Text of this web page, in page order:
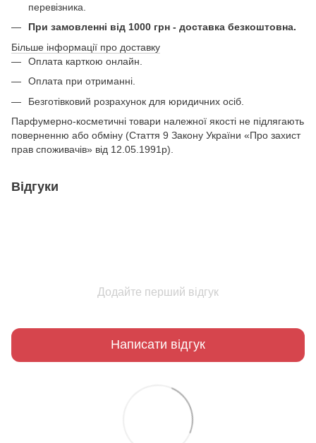
перевізника.
При замовленні від 1000 грн - доставка безкоштовна.
Більше інформації про доставку
Оплата карткою онлайн.
Оплата при отриманні.
Безготівковий розрахунок для юридичних осіб.
Парфумерно-косметичні товари належної якості не підлягають
поверненню або обміну (Стаття 9 Закону України «Про захист
прав споживачів» від 12.05.1991р).
Відгуки
Додайте перший відгук
Написати відгук